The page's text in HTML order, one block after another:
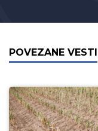
POVEZANE VESTI